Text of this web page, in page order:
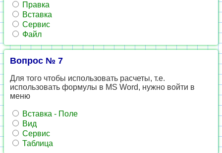
Правка
Вставка
Сервис
Файл
Вопрос № 7
Для того чтобы использовать расчеты, т.е.
использовать формулы в MS Word, нужно войти в
меню
Вставка - Поле
Вид
Сервис
Таблица